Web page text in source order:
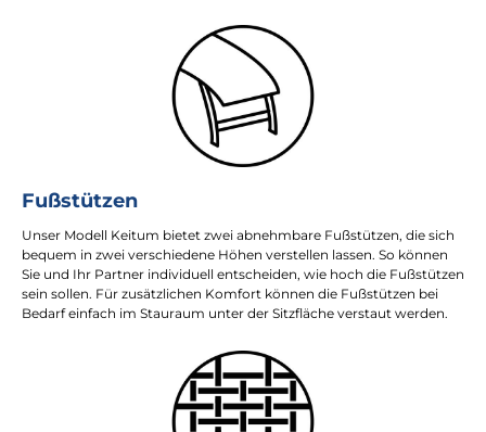
Fußstützen
Unser Modell Keitum bietet zwei abnehmbare Fußstützen, die sich
bequem in zwei verschiedene Höhen verstellen lassen. So können
Sie und Ihr Partner individuell entscheiden, wie hoch die Fußstützen
sein sollen. Für zusätzlichen Komfort können die Fußstützen bei
Bedarf einfach im Stauraum unter der Sitzfläche verstaut werden.